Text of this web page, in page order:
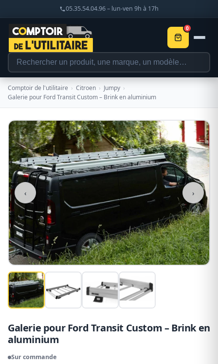
05.35.54.04.96 – lun-ven 9h à 17h
0
Comptoir de l'utilitaire › Citroen › Jumpy ›
Galerie pour Ford Transit Custom – Brink en aluminium
‹ ›
Galerie pour Ford Transit Custom – Brink en
aluminium
Sur commande